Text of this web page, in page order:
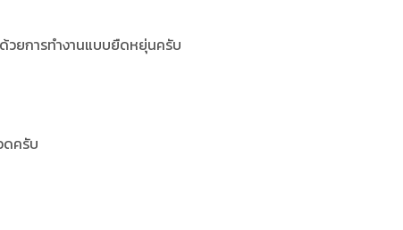
วยการทำงานแบบยืดหยุ่นครับ
ดครับ